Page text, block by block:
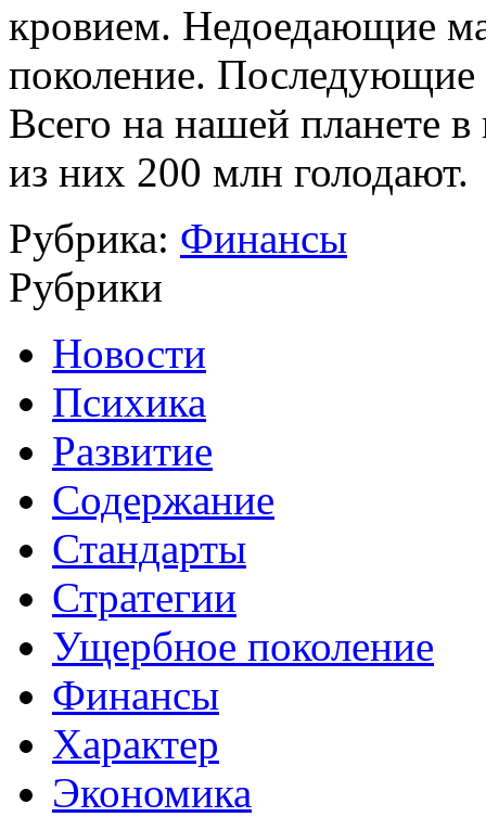
кровием. Недоедающие
поколение. Последующие
Всего на нашей планете
из них 200 млн голодают.
Рубрика: Финансы
Рубрики
Новости
Психика
Развитие
Содержание
Стандарты
Стратегии
Ущербное поколение
Финансы
Характер
Экономика